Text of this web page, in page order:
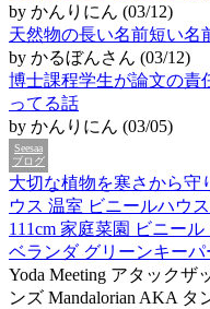
by かんりにん (03/12)
天然物の長い名前短い名
by かるぼんさん (03/12)
博士課程学生が論文の責
ってる話
by かんりにん (03/05)
Seesaa
ブログ
大切な植物を寒さから守
ウス 温室 ビニールハウ
111cm 家庭菜園 ビニー
ベランダ グリーンキーパ
Yoda Meeting アタックザ
ンズ Mandalorian AKA タ